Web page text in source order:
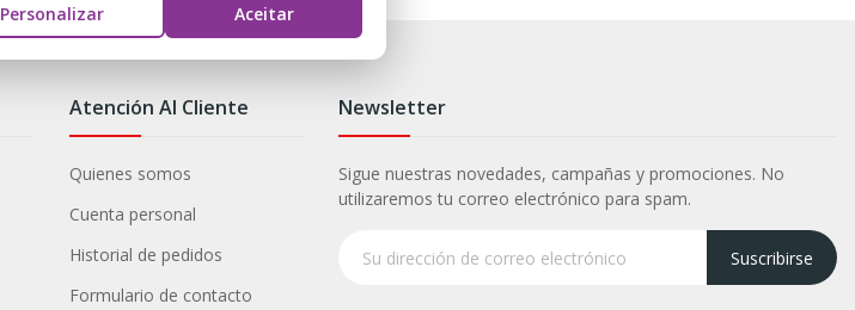
Atención Al Cliente
Quienes somos
Cuenta personal
Historial de pedidos
Formulario de contacto
Newsletter
Sigue nuestras novedades, campañas y promociones. No
utilizaremos tu correo electrónico para spam.
Suscribirse
Personalizar Aceitar